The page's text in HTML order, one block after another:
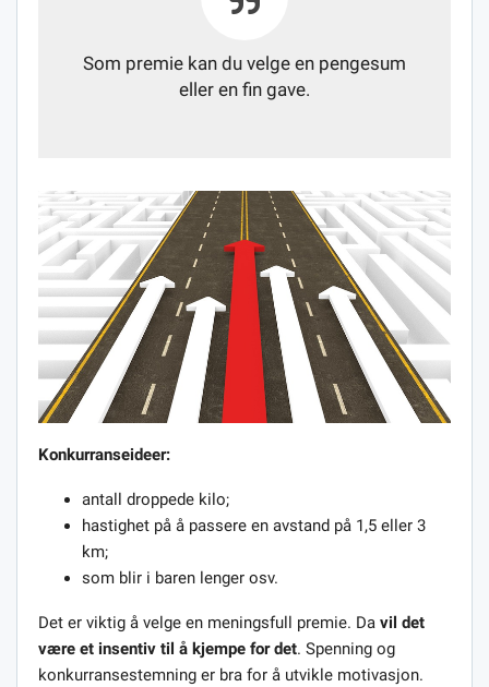
Som premie kan du velge en pengesum
eller en fin gave.
Konkurranseideer:
antall droppede kilo;
hastighet på å passere en avstand på 1,5 eller 3
km;
som blir i baren lenger osv.
Det er viktig å velge en meningsfull premie. Da vil det
være et insentiv til å kjempe for det. Spenning og
konkurransestemning er bra for å utvikle motivasjon.